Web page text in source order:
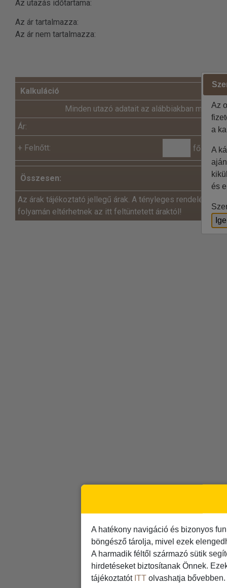
Az utazás időtartama:
Az ár tartalmazza:
Az ár nem tartalmazza:
Kalkuláció
Minden utazó adatait az alábbiakban
Ár:
+ Felnőtt: fő x
Összesen:
Az árak tájékoztató jellegű árak. A tényleges rendelés és
folyamán eltérhetnek az itt feltüntetett áraktól!
A hatékony navigáció és bizonyos
böngésző tárolja, mivel ezek
A harmadik féltől származó sütik
hirdetéseket biztosítanak Önnek.
tájékoztatót ITT olvashatja bővebben.
Az
a
A
és